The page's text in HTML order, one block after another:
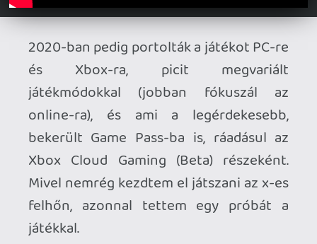
És akkor sajnos jöjjön a feketeleves. A
DJMax és hasonló ritmusjátékok
századmásodperc pontosságú inputra és
hatalmas kombókra épülnek, jó
ritmusérzés, pontosság, és emberfeletti
koncentráció szükséges a sikeres
játékhoz. Itt még ha a játékos oldaláról